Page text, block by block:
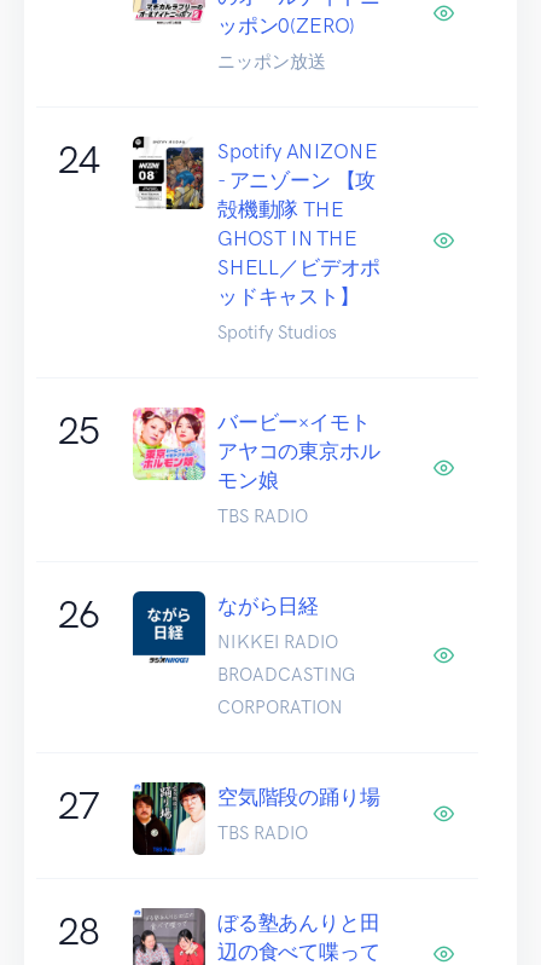
ッポン0(ZERO)
ニッポン放送
24
Spotify ANIZONE
- アニゾーン 【攻
殻機動隊 THE
GHOST IN THE
SHELL／ビデオポ
ッドキャスト】
Spotify Studios
25
バービー×イモト
アヤコの東京ホル
モン娘
TBS RADIO
26 ながら日経
NIKKEI RADIO
BROADCASTING
CORPORATION
27 空気階段の踊り場
TBS RADIO
28
ぼる塾あんりと田
辺の食べて喋って